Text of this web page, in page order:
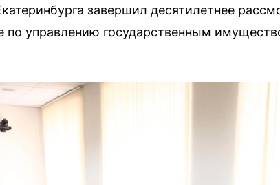
завершил десятилетнее
по управлению государственным